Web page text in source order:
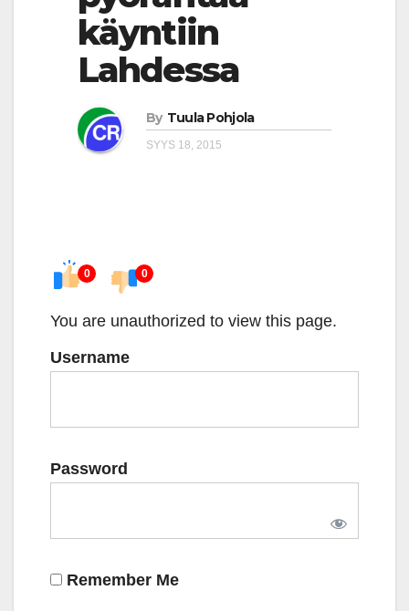
käyntiin
Lahdessa
By Tuula Pohjola
SYYS 18, 2015
0 0
You are unauthorized to view this page.
Username
Password
Remember Me